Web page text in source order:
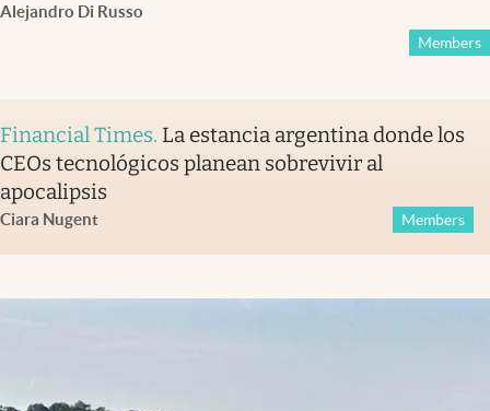
Alejandro Di Russo
Members
Financial Times. La estancia argentina donde los
CEOs tecnológicos planean sobrevivir al
apocalipsis
Ciara Nugent Members